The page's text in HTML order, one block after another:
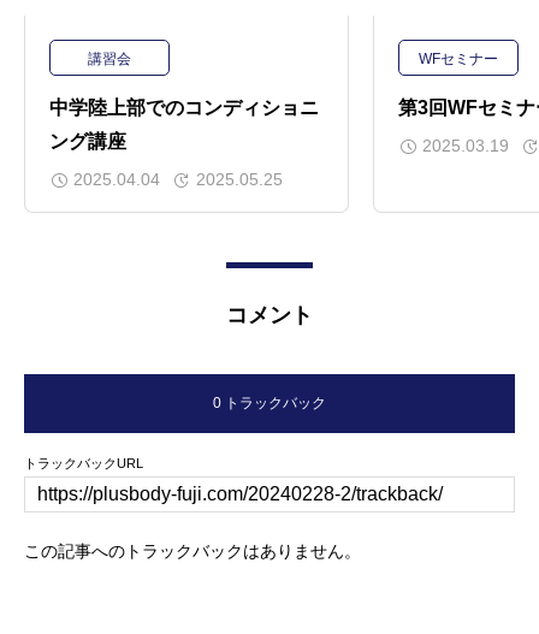
講習会
中学陸上部でのコンディショニ
ング講座
2025.04.04 2025.05.25
WFセミナー
第3回WFセミナ
2025.03.19
コメント
0 トラックバック
トラックバックURL
この記事へのトラックバックはありません。